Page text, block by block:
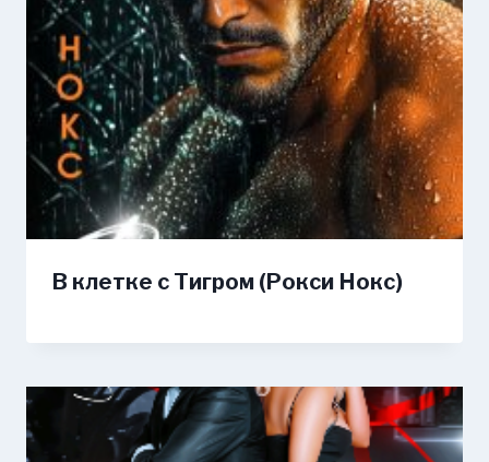
В клетке с Тигром (Рокси Нокс)